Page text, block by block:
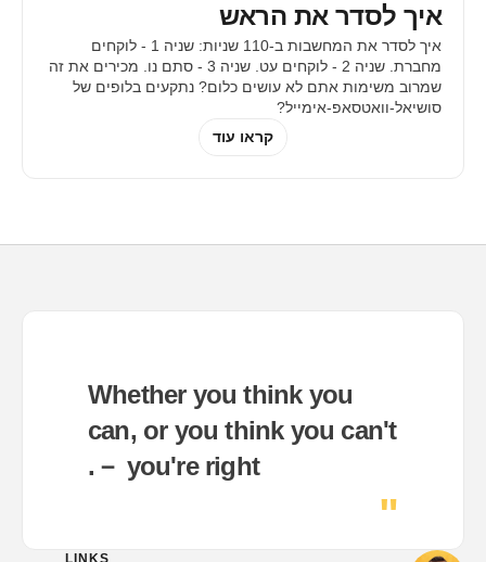
איך לסדר את הראש
איך לסדר את המחשבות ב-110 שניות:‍ שניה 1 - לוקחים
מחברת. שניה 2 - לוקחים עט. שניה 3 - סתם נו.‍ מכירים את זה
שמרוב משימות אתם לא עושים כלום? נתקעים בלופים של
סושיאל-וואטסאפ-אימייל?‍
קראו עוד
Whether you think you
can, or you think you can't
－ you're right.
"
LINKS